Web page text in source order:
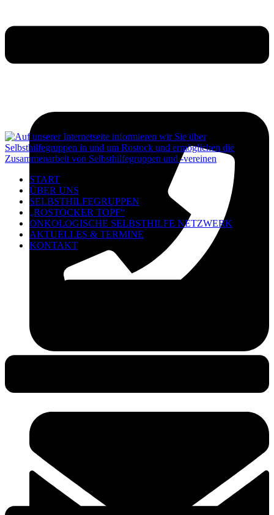
START
ÜBER UNS
SELBSTHILFEGRUPPEN
„ROSTOCKER TOPF“
ONKOLOGISCHE SELBSTHILFE NETZWERK
AKTUELLES & TERMINE
KONTAKT